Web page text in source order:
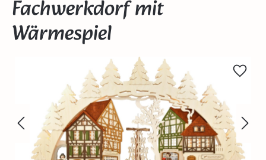
Fachwerkdorf mit
Wärmespiel
Bildergalerie überspringen